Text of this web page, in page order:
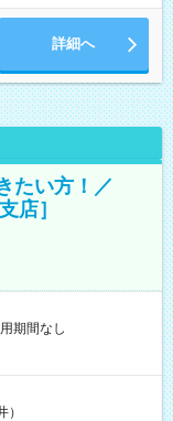
詳細へ
たい方！／
店］
間】試用期間なし